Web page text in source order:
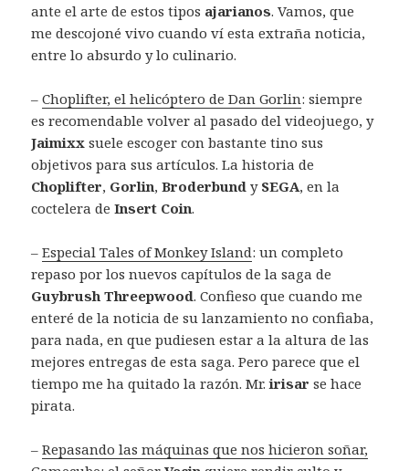
ante el arte de estos tipos ajarianos. Vamos, que
me descojoné vivo cuando ví esta extraña noticia,
entre lo absurdo y lo culinario.
–Choplifter, el helicóptero de Dan Gorlin: siempre
es recomendable volver al pasado del videojuego, y
Jaimixxsuele escoger con bastante tino sus
objetivos para sus artículos. La historia de
Choplifter, Gorlin,Broderbund y SEGA, en la
coctelera deInsert Coin.
–Especial Tales of Monkey Island: un completo
repaso por los nuevos capítulos de la saga de
Guybrush Threepwood. Confieso que cuando me
enteré de la noticia de su lanzamiento no confiaba,
para nada, en que pudiesen estar a la altura de las
mejores entregas de esta saga. Pero parece que el
tiempo me ha quitado la razón. Mr.irisar se hace
pirata.
–Repasando las máquinas que nos hicieron soñar,